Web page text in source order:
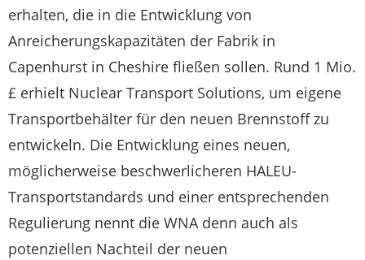
erhalten, die in die Entwicklung von
Anreicherungskapazitäten der Fabrik in
Capenhurst in Cheshire fließen sollen. Rund 1 Mio.
£ erhielt Nuclear Transport Solutions, um eigene
Transportbehälter für den neuen Brennstoff zu
entwickeln. Die Entwicklung eines neuen,
möglicherweise beschwerlicheren HALEU-
Transportstandards und einer entsprechenden
Regulierung nennt die WNA denn auch als
potenziellen Nachteil der neuen